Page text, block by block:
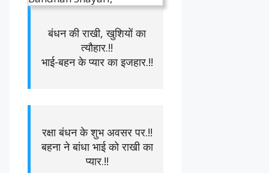
बंधन की राखी, खुशियों का
त्यौहार.!!
भाई-बहन के प्यार का इजहार.!!
रक्षा बंधन के शुभ अवसर पर.!!
बहना ने बांधा भाई को राखी का
प्यार.!!